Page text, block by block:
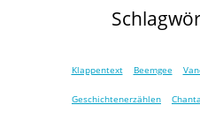
Klappentext Beemgee
Geschichtenerzählen